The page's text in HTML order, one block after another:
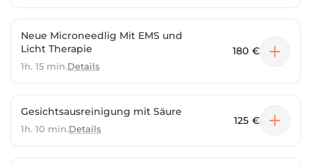
Neue Microneedlig Mit EMS und
Licht Therapie
1h. 15 min.Details
180 €
Gesichtsausreinigung mit Säure
1h. 10 min.Details
125 €